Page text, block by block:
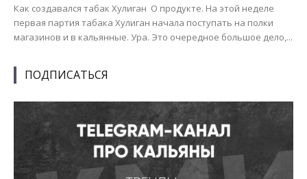
Как создавался табак Хулиган О продукте. На этой неделе
первая партия табака Хулиган начала поступать на полки
магазинов и в кальянные. Ура. Это очередное большое дело,...
ПОДПИСАТЬСЯ